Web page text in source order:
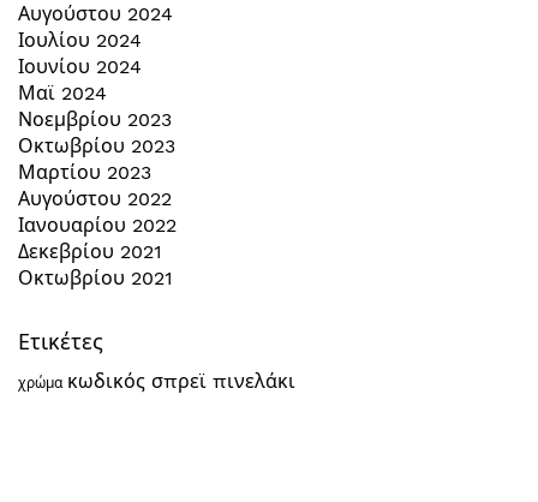
Αυγούστου 2024
Ιουλίου 2024
Ιουνίου 2024
Μαϊ 2024
Νοεμβρίου 2023
Οκτωβρίου 2023
Μαρτίου 2023
Αυγούστου 2022
Ιανουαρίου 2022
Δεκεβρίου 2021
Οκτωβρίου 2021
Ετικέτες
χρώμα κωδικός σπρεϊ πινελάκι